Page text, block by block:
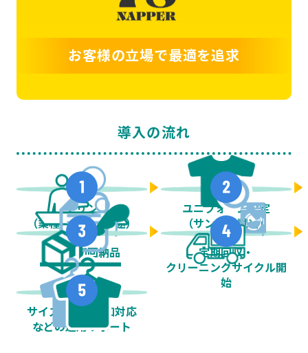
お客様の立場で最適を追求
導入の流れ
ヒアリング
（業種・人数・用途）
ユニフォーム選定
（サンプル試着）
契約・初回納品
定期回収・
クリーニングサイクル開
始
サイズ変更・追加対応
などの運用サポート